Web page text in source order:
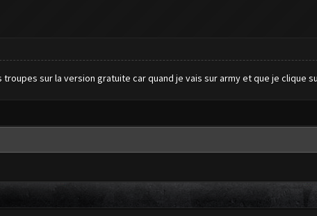
sur la version gratuite car quand je vais sur army et que je clique